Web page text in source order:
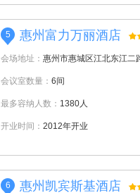
5 惠州富力万丽酒店
会场地址： 惠州市惠城区江北东江二
会议室数量： 6间
最多容纳人数： 1380人
开业时间： 2012年开业
6 惠州凯宾斯基酒店